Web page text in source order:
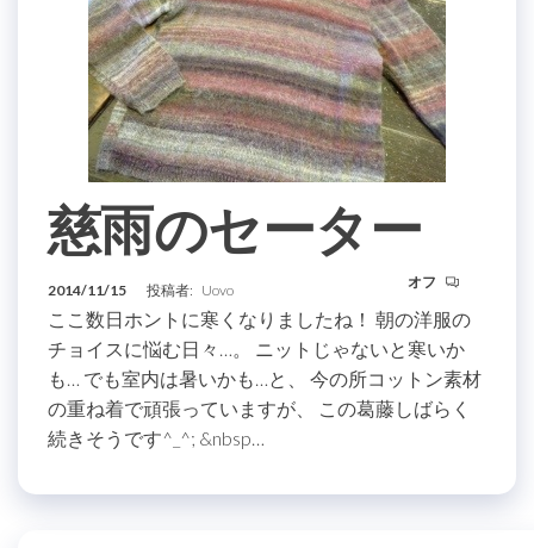
慈雨のセーター
2014/11/15 投稿者: Uovo オフ
ここ数日ホントに寒くなりましたね！ 朝の洋服の
チョイスに悩む日々…。 ニットじゃないと寒いか
も… でも室内は暑いかも…と、 今の所コットン素材
の重ね着で頑張っていますが、 この葛藤しばらく
続きそうです^_^; &nbsp…